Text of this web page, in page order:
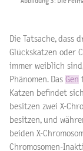
Die Tatsache, dass
Glückskatzen oder
immer weiblich
Phänomen. Das Gen
Katzen befindet
besitzen zwei X-
besitzen, und
beiden X-
Chromosomen-